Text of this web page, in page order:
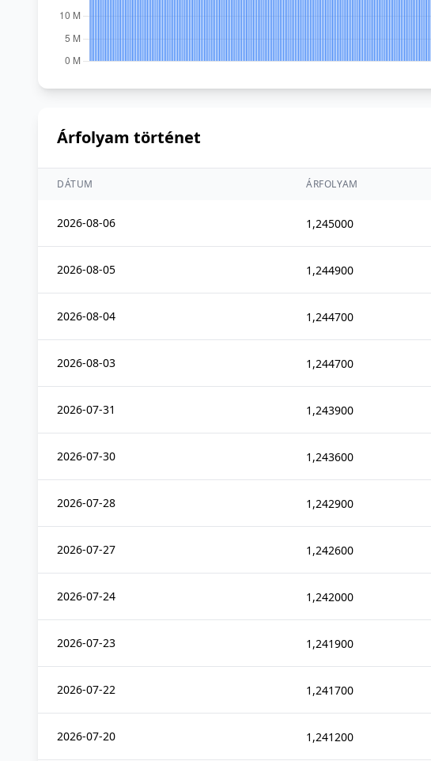
Árfolyam történet
DÁTUM ÁRFOLYAM
2026-08-06 1,245000
2026-08-05 1,244900
2026-08-04 1,244700
2026-08-03 1,244700
2026-07-31 1,243900
2026-07-30 1,243600
2026-07-28 1,242900
2026-07-27 1,242600
2026-07-24 1,242000
2026-07-23 1,241900
2026-07-22 1,241700
2026-07-20 1,241200